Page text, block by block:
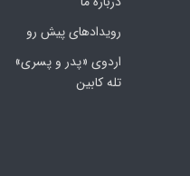
رویدادهای پیش رو
اردوی «پدر و پسری»
تله کابین